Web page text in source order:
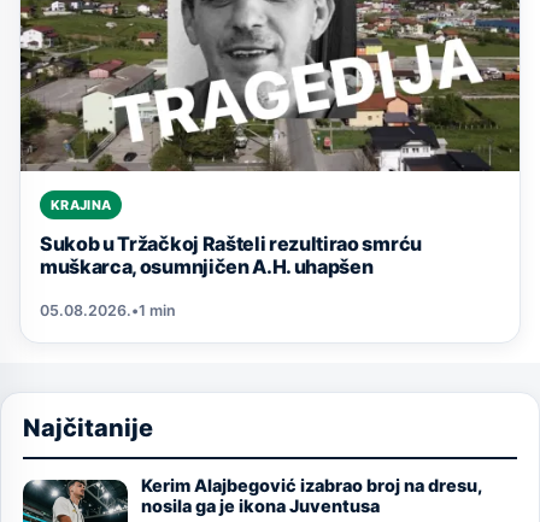
KRAJINA
Sukob u Tržačkoj Rašteli rezultirao smrću
muškarca, osumnjičen A.H. uhapšen
05.08.2026.•1 min
Najčitanije
Image
Kerim Alajbegović izabrao broj na dresu,
nosila ga je ikona Juventusa